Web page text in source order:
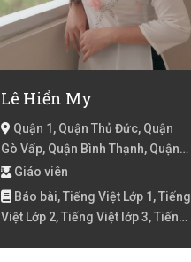
Lê Hiển My
Quận 1, Quận Thủ Đức, Quận
Gò Vấp, Quận Bình Thạnh, Quận
Tân Bình, Quận Phú Nhuận, Quận
3, Quận 10, Quận 5, Quận 8, Hồ
Chí Minh
Giáo viên
Báo bài, Tiếng Việt Lớp 1, Tiếng
Việt Lớp 2, Tiếng Việt lớp 3, Tiếng